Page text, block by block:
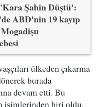
Şahin Düştü':
ABD'nin 19 kayıp
ülkeden çıkarma
burada
devam etti. Bu
isimlerinden biri oldu.